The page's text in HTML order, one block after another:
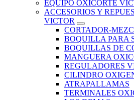
EQUIPO OXICORTE
ACCESORIOS Y
VICTOR
CORTADOR-
BOQUILLA PARA
BOQUILLAS DE
MANGUERA
REGULADORES
CILINDRO
ATRAPALLAMAS
TERMINALES